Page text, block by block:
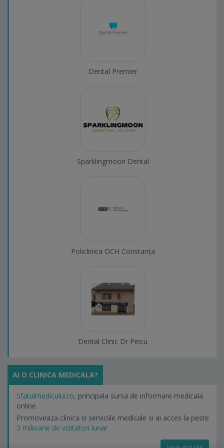
Dental Premier
Sparklingmoon Dental
Policlinica OCH Constanța
Dental Clinic Dr Peicu
AI O CLINICA MEDICALA?
Sfatulmedicului.ro, principala sursa de informare medicala
online.
Promoveaza clinica si serviciile medicale si ai acces la peste
3 milioane de vizitatori lunar.